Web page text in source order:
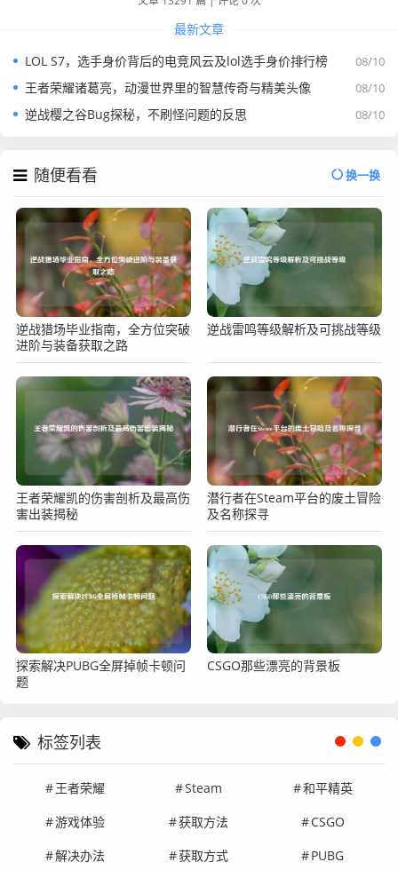
最新文章
08/10
LOL S7，选手身价背后的电竞风云及lol选手身价排行榜
08/10
王者荣耀诸葛亮，动漫世界里的智慧传奇与精美头像
08/10
逆战樱之谷Bug探秘，不刷怪问题的反思
随便看看 换一换
逆战猎场毕业指南，全方位突破
进阶与装备获取之路
逆战雷鸣等级解析及可挑战等级
王者荣耀凯的伤害剖析及最高伤
害出装揭秘
潜行者在Steam平台的废土冒险
及名称探寻
探索解决PUBG全屏掉帧卡顿问
题
CSGO那些漂亮的背景板
标签列表
王者荣耀 Steam
和平精英
游戏体验
获取方法
CSGO
解决办法
获取方式 PUBG